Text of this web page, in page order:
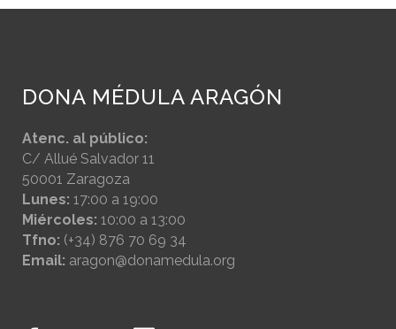
DONA MÉDULA ARAGÓN
Atenc. al público:
C/ Allué Salvador 11
50001 Zaragoza
Lunes: 17:00 a 19:00
Miércoles: 10:00 a 13:00
Tfno: (+34) 876 70 69 34
Email: aragon@donamedula.org